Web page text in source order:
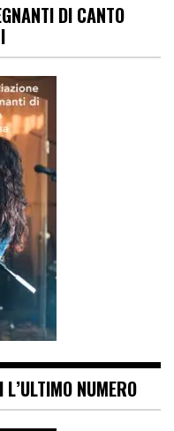
DI CANTO
NUMERO